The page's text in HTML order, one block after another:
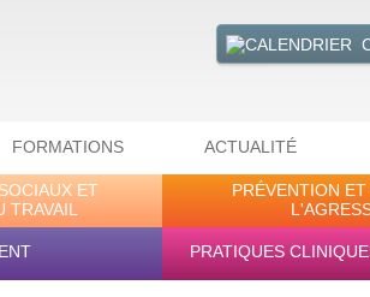
FORMATIONS ACTUALITÉ
ET
TRAVAIL
PRÉVENTION
PRATIQUES